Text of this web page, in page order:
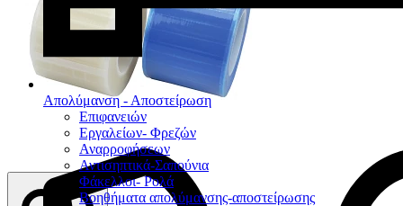
Απολύμανση - Αποστείρωση
Επιφανειών
Εργαλείων- Φρεζών
Αναρροφήσεων
Αντισηπτικά-Σαπούνια
Φάκελλοι- Ρολά
Βοηθήματα απολύμανσης-αποστείρωσης